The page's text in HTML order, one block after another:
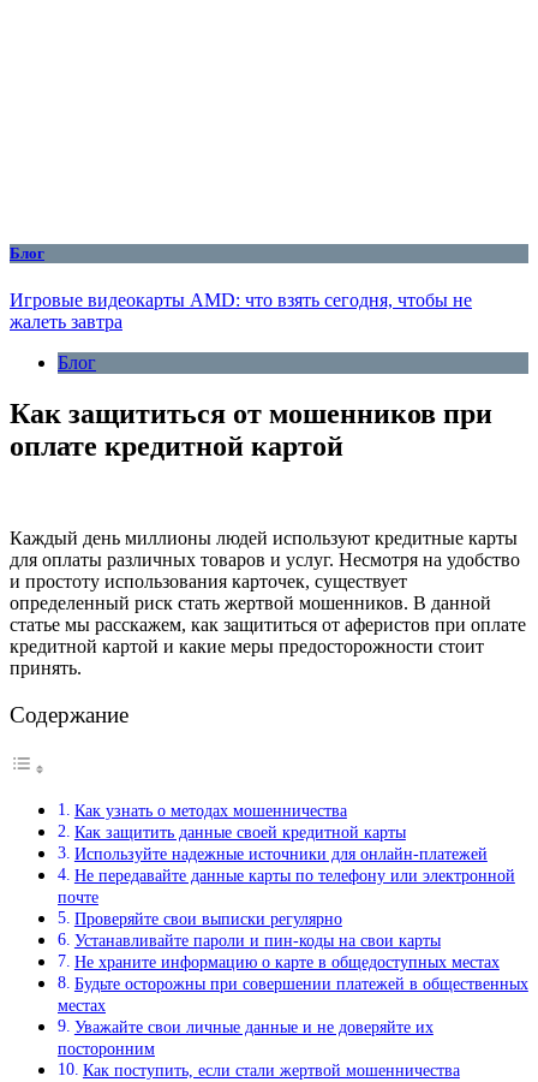
Блог
Игровые видеокарты AMD: что взять сегодня, чтобы не
жалеть завтра
Блог
Как защититься от мошенников при
оплате кредитной картой
Каждый день миллионы людей используют кредитные карты
для оплаты различных товаров и услуг. Несмотря на удобство
и простоту использования карточек, существует
определенный риск стать жертвой мошенников. В данной
статье мы расскажем, как защититься от аферистов при оплате
кредитной картой и какие меры предосторожности стоит
принять.
Содержание
Как узнать о методах мошенничества
Как защитить данные своей кредитной карты
Используйте надежные источники для онлайн-платежей
Не передавайте данные карты по телефону или электронной
почте
Проверяйте свои выписки регулярно
Устанавливайте пароли и пин-коды на свои карты
Не храните информацию о карте в общедоступных местах
Будьте осторожны при совершении платежей в общественных
местах
Уважайте свои личные данные и не доверяйте их
посторонним
Как поступить, если стали жертвой мошенничества